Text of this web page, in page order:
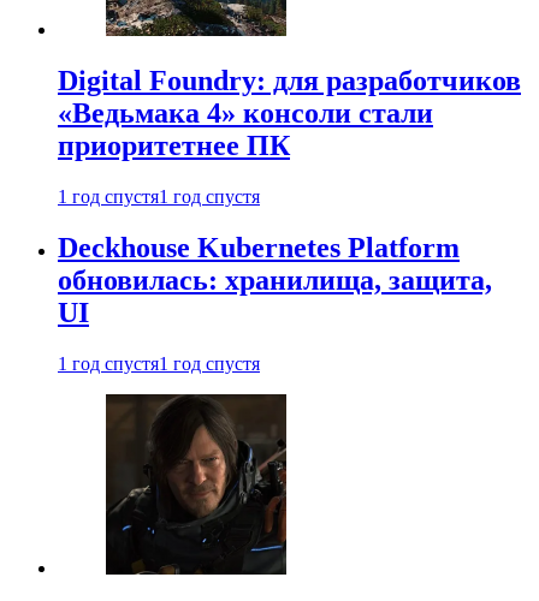
Digital Foundry: для разработчиков
«Ведьмака 4» консоли стали
приоритетнее ПК
1 год спустя1 год спустя
Deckhouse Kubernetes Platform
обновилась: хранилища, защита,
UI
1 год спустя1 год спустя